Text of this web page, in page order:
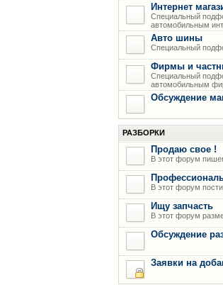
Интернет
Специальный
автомобильным
Авто шины
Специальный
Фирмы и
Специальный
автомобильным
Обсуждение
РАЗБОРКИ
Продаю свое !
В этот форум
В этот форум
Ищу запчасть
В этот форум
Обсуждение
Заявки на